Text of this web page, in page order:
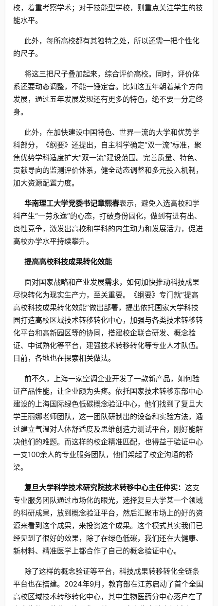
校，着重考察学术；对于技能型学校，则重点关注学生的技
能水平。
此外，每所高校都有其独特之处，所以还需一把个性化
的尺子。
将这三把尺子叠加起来，综合评价高校。同时，评价体
系还要动态调整，不能一锤定音。比如这五年朝着某个方向
发展，通过五年发展发现还有更多的特色，绝不要一分定终
身。
此外，在加快建设中国特色、世界一流的大学和优势学
科部分，《纲要》还提出，自主科学确定“双一流”标准，聚
焦优势学科适度扩大“双一流”建设范围。完善质量、特色、
贡献导向的监测评价体系，健全动态调整和多元投入机制，
加大资源配置力度。
华南理工大学党委书记章熙春表示，避免入选高校和学
科产生“一劳永逸”的心态，打破身份固化，做到有进有出、
良性竞争，激发出高校和学科的内生动力和发展活力，促进
高校办学水平持续攀升。
提高高校科技成果转化效能
面对国家战略和产业发展需求，如何加快推动科技成果
尽快转化为现实生产力，至关重要。《纲要》专门就“提高
高校科技成果转化效能”做出部署，提出依托国家大学科技
园打造高校区域技术转移转化中心，加强与各类技术转移转
化平台和高新园区等的协同，搭建校企联合研发、概念验
证、中试熟化等平台，建强技术转移转化等专业人才队伍。
目前，各地也在探索相关做法。
前不久，上海一家空调企业开发了一款新产品，如何验
证产品性能，让企业颇为头疼。依托国家技术转移东部中心
建设的上海国际绿色低碳概念验证中心，他们找到了复旦大
学王丽娜老师团队，这一团队研制出的设备和实验方法，通
过建立气温对人体舒适度及思维创造力测试平台，刚好能解
决他们的难题。而这样的校企精准匹配，也得益于验证中心
一支100余人的专业服务团队，他们架起了校企沟通的桥
梁。
复旦大学科学技术研究院技术转移中心主任仲实： 这支
专业服务团队通过市场化的眼光，选择复旦大学某一个领域
的科研成果，放到概念验证平台，然后汇聚市场上的好的资
源来看到这个成果，来投资这个成果。这个模式其实我们已
经见到了很好的效果，除了在绿色低碳，我们还在大健康、
新材料、精准医学上都合作了自己的概念验证中心。
除了这样的概念验证等平台，科技成果转移转化全链条
平台也在搭建。2024年9月，教育部在江苏启动了首个全国
高校区域技术转移转化中心，其中生物医药分中心落户在了